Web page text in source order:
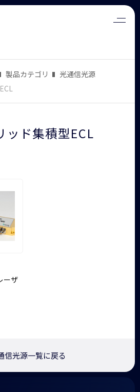
製品カテゴリ
光通信光源
ッド集積型ECL
ーザ
信光源一覧に戻る